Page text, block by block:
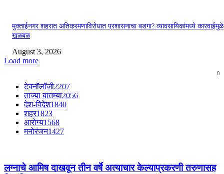
मुक्ताईनगर शहरात अतिक्रमणाविरोधात प्रशासनाचा बडगा? व्यावसायिकांमध्ये कारवाईमुळे
खळबळ
August 3, 2026
Load more
0
टेक्नॉलॉजी2207
ताज्या बातम्या2056
देश-विदेश1840
शहर1823
आरोग्य1568
मनोरंजन1427
लग्नाचे आमिष दाखवून तीन वर्षे अत्याचार केल्याप्रकरणी तरुणासह